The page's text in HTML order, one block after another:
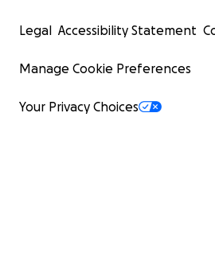
Legal Accessibility Statement
Manage Cookie Preferences
Your Privacy Choices